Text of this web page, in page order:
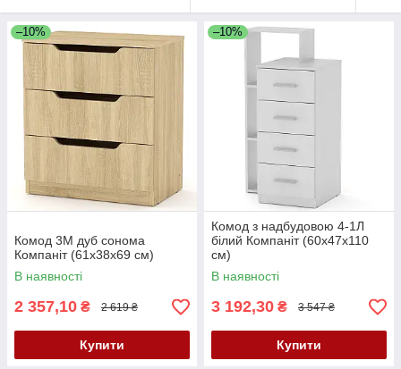
–10%
Комод 3М дуб сонома
Компаніт (61х38х69 см)
В наявності
2 357,10 ₴ 2 619 ₴
Купити
–10%
Комод з надбудовою 4-1Л
білий Компаніт (60х47х110
см)
В наявності
3 192,30 ₴ 3 547 ₴
Купити